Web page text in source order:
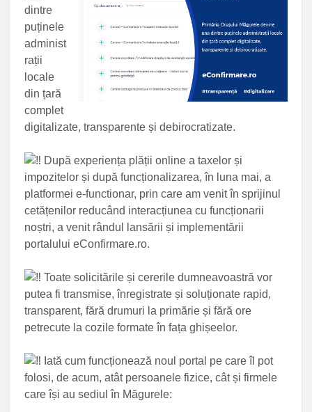
dintre
puținele
administ
rații
locale
din țară
complet
digitalizate, transparente și debirocratizate.
După experiența plății online a taxelor și
impozitelor și după funcționalizarea, în luna mai, a
platformei e-functionar, prin care am venit în sprijinul
cetățenilor reducând interacțiunea cu funcționarii
noștri, a venit rândul lansării și implementării
portalului eConfirmare.ro.
Toate solicitările și cererile dumneavoastră vor
putea fi transmise, înregistrate și soluționate rapid,
transparent, fără drumuri la primărie și fără ore
petrecute la cozile formate în fața ghișeelor.
Iată cum funcționează noul portal pe care îl pot
folosi, de acum, atât persoanele fizice, cât și firmele
care își au sediul în Măgurele: